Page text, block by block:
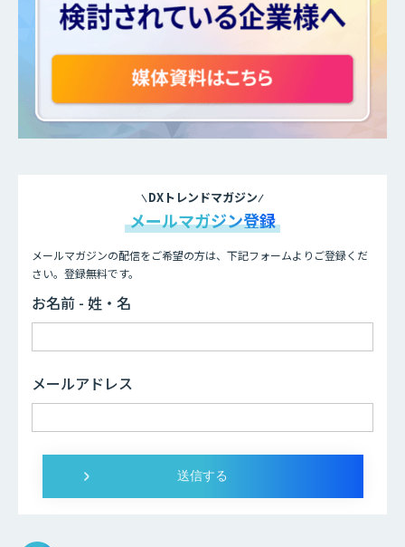
DXトレンドマガジン
メールマガジン登録
メールマガジンの配信をご希望の方は、下記フォームよりご登録くだ
さい。登録無料です。
お名前 - 姓・名
メールアドレス